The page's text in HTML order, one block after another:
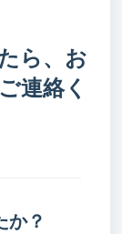
ら、お
連絡く
か？